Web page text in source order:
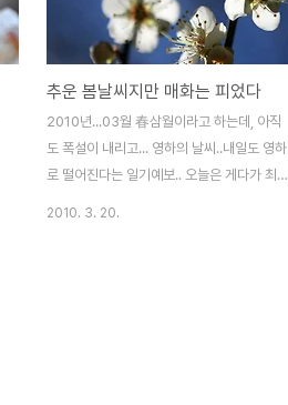
추운 봄날씨지만 매화는 피었다
2010년...03월 春삼월이라고 하는데, 아직
도 폭설이 내리고... 영하의 날씨..내일도 영하
로 떨어진다는 일기예보.. 오늘은 게다가 최
2010. 3. 20.